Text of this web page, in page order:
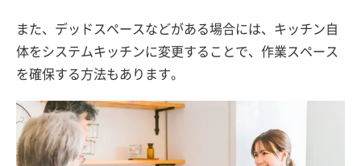
また、デッドスペースなどがある場合には、キッチン自
体をシステムキッチンに変更することで、作業スペース
を確保する方法もあります。